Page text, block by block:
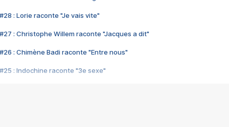
#28 : Lorie raconte "Je vais vite"
#27 : Christophe Willem raconte "Jacques a dit"
#26 : Chimène Badi raconte "Entre nous"
#25 : Indochine raconte "3e sexe"